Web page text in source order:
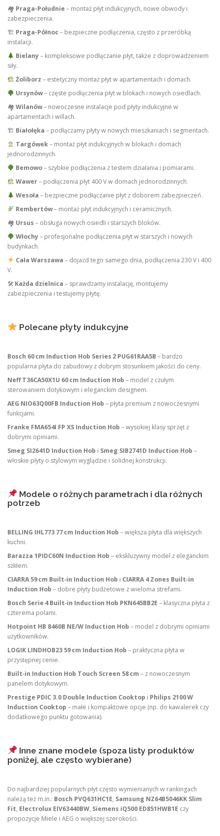
🏘 Praga-Południe – montaż płyt indukcyjnych, nowe obwody i
zabezpieczenia.
🏗 Praga-Północ – bezpieczne podłączenia, często z przeróbką
instalacji.
Bielany– kompleksowe podłączanie płyt, także z doprowadzeniem
siły.
Żoliborz – estetyczny montaż płyt w apartamentach i domach.
Ursynów– częste podłączenia płyt w blokach i nowych osiedlach.
🏘 Wilanów– nowoczesne instalacje pod płyty indukcyjne w
apartamentach i willach.
🏗 Białołęka – podłączamy płyty w nowych mieszkaniach i segmentach.
Targówek– montaż płyt indukcyjnych w blokach i domach
jednorodzinnych.
Bemowo– szybkie podłączenia z testem działania i pomiarami.
Wawer– podłączenia płyt 400 V w domach jednorodzinnych.
Wesoła – bezpieczne podłączanie płyt z doborem zabezpieczeń.
Rembertów– montaż płyt indukcyjnych i ceramicznych.
🏘 Ursus – obsługa nowych osiedli i starszych bloków.
Włochy– profesjonalne podłączenia płyt w starszych i nowych
budynkach.
Cała Warszawa – dojazd tego samego dnia, podłączenia 230 V i 400
V.
🛠 Każda dzielnica – sprawdzamy instalację, montujemy
zabezpieczenia i testujemy płytę.
Polecane płyty indukcyjne
Bosch 60 cm Induction Hob Series 2 PUG61RAA5B – bardzo
popularna płyta do zabudowy z dobrym stosunkiem jakości do ceny.
Neff T36CA50X1U 60 cm Induction Hob – model z czułym
sterowaniem dotykowym i eleganckim designem.
AEG NIO63Q00FB Induction Hob – płyta premium z nowoczesnymi
funkcjami.
Franke FMA654I FP XS Induction Hob – wysokiej klasy sprzęt z
dobrymi opiniami.
Smeg SI2641D Induction Hob i Smeg SIB2741D Induction Hob –
włoskie płyty o stylowym wyglądzie i solidnej konstrukcji.
Modele o różnych parametrach i dla różnych
potrzeb
BELLING IHL773 77 cm Induction Hob – większa płyta dla większych
kuchni.
Barazza 1PIDC60N Induction Hob – ekskluzywny model z eleganckim
szkłem.
CIARRA 59 cm Built‑in Induction Hob i CIARRA 4 Zones Built‑in
Induction Hob – dobre płyty budżetowe z wieloma strefami.
Bosch Serie 4 Built‑in Induction Hob PKN645BB2E – klasyczna płyta z
czterema polami.
Hotpoint HB 8460B NE/W Induction Hob – model z dobrymi opiniami
użytkowników.
LOGIK LINDHOB23 59 cm Induction Hob – praktyczna płyta w
przystępnej cenie.
Built‑in Induction Hob Touch Screen 58 cm – z nowoczesnym
panelem dotykowym.
Prestige PDIC 3.0 Double Induction Cooktop i Philips 2100 W
Induction Cooktop – małe i kompaktowe opcje (np. do kawalerek czy
dodatkowego punktu gotowania).
Inne znane modele (spoza listy produktów
poniżej, ale często wybierane)
Do najbardziej popularnych płyt często wymienianych w rankingach
należą też m.in.: Bosch PVQ631HC1E, Samsung NZ64B5046KK Slim
Fit, Electrolux EIV63440BW, Siemens iQ500 ED851HWB1E czy
propozycje Miele i AEG o większej szerokości.